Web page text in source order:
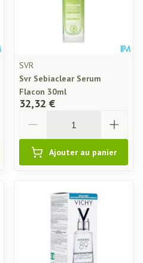
SVR
Svr Sebiaclear Serum
Flacon 30ml
32,32 €
Ajouter au panier